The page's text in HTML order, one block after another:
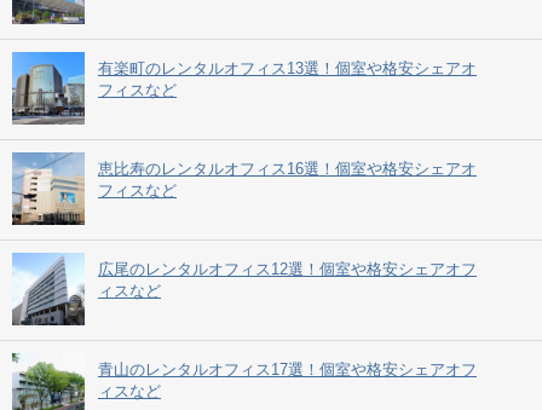
有楽町のレンタルオフィス13選！個室や格安シェアオ
フィスなど
恵比寿のレンタルオフィス16選！個室や格安シェアオ
フィスなど
広尾のレンタルオフィス12選！個室や格安シェアオフ
ィスなど
青山のレンタルオフィス17選！個室や格安シェアオフ
ィスなど